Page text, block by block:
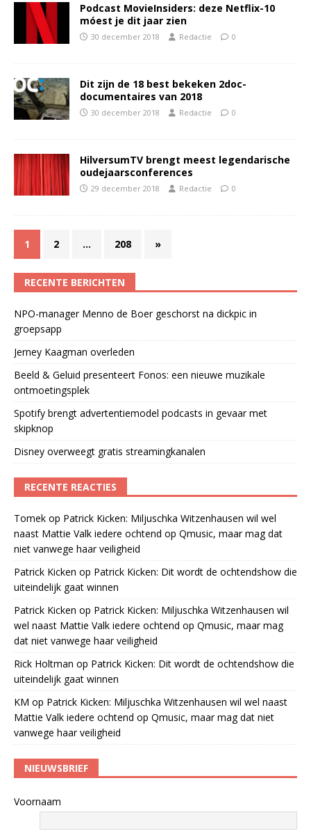
Podcast MovieInsiders: deze Netflix-10
móest je dit jaar zien
30 december 2018 Redactie 0
Dit zijn de 18 best bekeken 2doc-
documentaires van 2018
30 december 2018 Redactie 0
HilversumTV brengt meest legendarische
oudejaarsconferences
29 december 2018 Redactie 0
1 2 … 208 »
RECENTE BERICHTEN
NPO-manager Menno de Boer geschorst na dickpic in
groepsapp
Jerney Kaagman overleden
Beeld & Geluid presenteert Fonos: een nieuwe muzikale
ontmoetingsplek
Spotify brengt advertentiemodel podcasts in gevaar met
skipknop
Disney overweegt gratis streamingkanalen
RECENTE REACTIES
Tomek op Patrick Kicken: Miljuschka Witzenhausen wil wel
naast Mattie Valk iedere ochtend op Qmusic, maar mag dat
niet vanwege haar veiligheid
Patrick Kicken op Patrick Kicken: Dit wordt de ochtendshow die
uiteindelijk gaat winnen
Patrick Kicken op Patrick Kicken: Miljuschka Witzenhausen wil
wel naast Mattie Valk iedere ochtend op Qmusic, maar mag
dat niet vanwege haar veiligheid
Rick Holtman op Patrick Kicken: Dit wordt de ochtendshow die
uiteindelijk gaat winnen
KM op Patrick Kicken: Miljuschka Witzenhausen wil wel naast
Mattie Valk iedere ochtend op Qmusic, maar mag dat niet
vanwege haar veiligheid
NIEUWSBRIEF
Voornaam